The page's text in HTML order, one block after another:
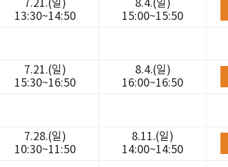
7.21.(일)
13:30~14:50
8.4.(일)
15:00~15:50
7.21.(일)
15:30~16:50
8.4.(일)
16:00~16:50
7.28.(일)
10:30~11:50
8.11.(일)
14:00~14:50